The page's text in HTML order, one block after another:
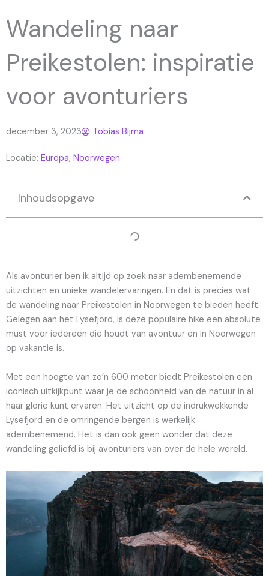
Wandeling naar
Preikestolen: inspiratie
voor avonturiers
december 3, 2023 Tobias Bijma
Locatie: Europa, Noorwegen
Inhoudsopgave
Als avonturier ben ik altijd op zoek naar adembenemende
uitzichten en unieke wandelervaringen. En dat is precies wat
de wandeling naar Preikestolen in Noorwegen te bieden heeft.
Gelegen aan het Lysefjord, is deze populaire hike een absolute
must voor iedereen die houdt van avontuur en in Noorwegen
op vakantie is.
Met een hoogte van zo’n 600 meter biedt Preikestolen een
iconisch uitkijkpunt waar je de schoonheid van de natuur in al
haar glorie kunt ervaren. Het uitzicht op de indrukwekkende
Lysefjord en de omringende bergen is werkelijk
adembenemend. Het is dan ook geen wonder dat deze
wandeling geliefd is bij avonturiers van over de hele wereld.